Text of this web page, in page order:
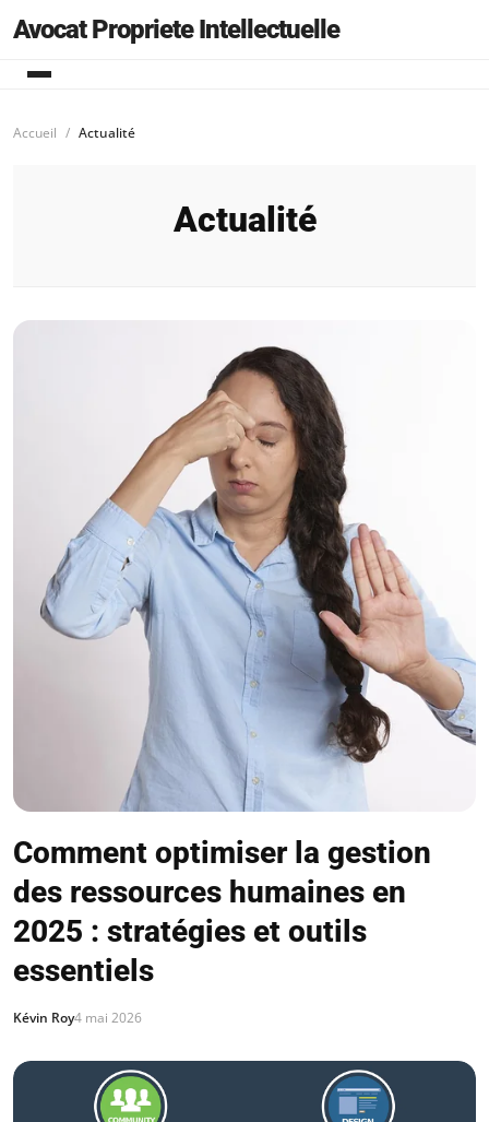
Avocat Propriete Intellectuelle
Accueil Actualité
Actualité
Comment optimiser la gestion
des ressources humaines en
2025 : stratégies et outils
essentiels
Kévin Roy4 mai 2026